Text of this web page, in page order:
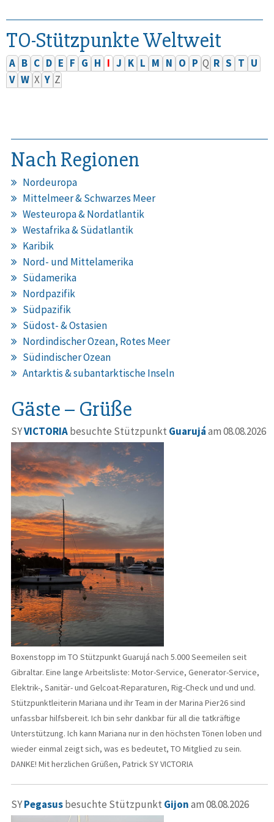
TO-Stützpunkte Weltweit
A B C D E F G H I J K L M N O P Q R S T U
V W X Y Z
Nach Regionen
Nordeuropa
Mittelmeer & Schwarzes Meer
Westeuropa & Nordatlantik
Westafrika & Südatlantik
Karibik
Nord- und Mittelamerika
Südamerika
Nordpazifik
Südpazifik
Südost- & Ostasien
Nordindischer Ozean, Rotes Meer
Südindischer Ozean
Antarktis & subantarktische Inseln
Gäste – Grüße
SYVICTORIAbesuchte Stützpunkt Guarujáam 08.08.2026
Boxenstopp im TO Stützpunkt Guarujá nach 5.000 Seemeilen seit
Gibraltar. Eine lange Arbeitsliste: Motor-Service, Generator-Service,
Elektrik-, Sanitär- und Gelcoat-Reparaturen, Rig-Check und und und.
Stützpunktleiterin Mariana und ihr Team in der Marina Pier26 sind
unfassbar hilfsbereit. Ich bin sehr dankbar für all die tatkräftige
Unterstützung. Ich kann Mariana nur in den höchsten Tönen loben und
wieder einmal zeigt sich, was es bedeutet, TO Mitglied zu sein.
DANKE! Mit herzlichen Grüßen, Patrick SY VICTORIA
SYPegasusbesuchte Stützpunkt Gijonam 08.08.2026